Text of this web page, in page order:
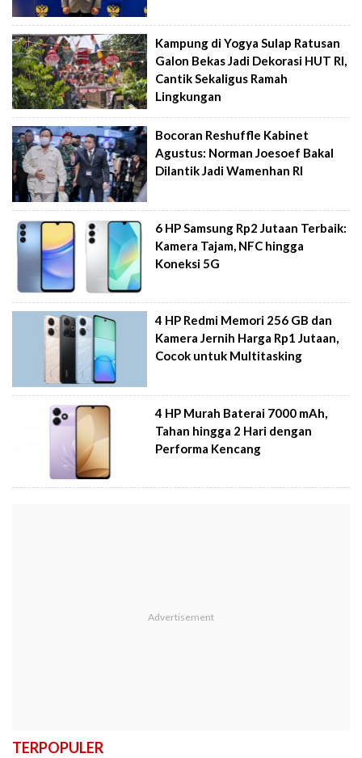
Kampung di Yogya Sulap Ratusan
Galon Bekas Jadi Dekorasi HUT RI,
Cantik Sekaligus Ramah
Lingkungan
Bocoran Reshuffle Kabinet
Agustus: Norman Joesoef Bakal
Dilantik Jadi Wamenhan RI
6 HP Samsung Rp2 Jutaan Terbaik:
Kamera Tajam, NFC hingga
Koneksi 5G
4 HP Redmi Memori 256 GB dan
Kamera Jernih Harga Rp1 Jutaan,
Cocok untuk Multitasking
4 HP Murah Baterai 7000 mAh,
Tahan hingga 2 Hari dengan
Performa Kencang
TERPOPULER